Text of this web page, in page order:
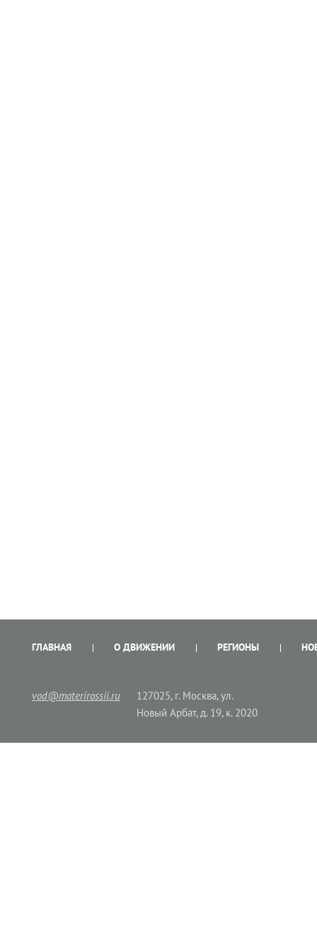
ГЛАВНАЯ О ДВИЖЕНИИ РЕГИОНЫ
vod@materirossii.ru
127025, г. Москва, ул.
Новый Арбат, д. 19, к. 2020